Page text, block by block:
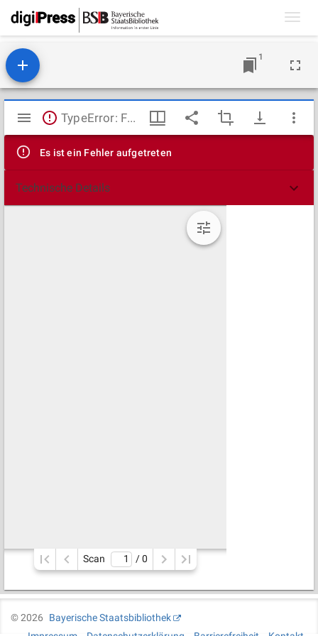
1
Mirador
Viewer
TypeError: Failed to fetch
Es ist ein Fehler aufgetreten
Technische Details
Scan / 0
©2026
Bayerische Staatsbibliothek